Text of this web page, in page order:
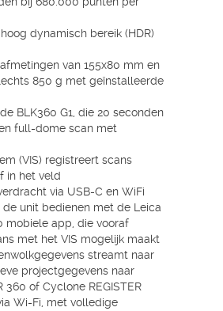
dynamisch bereik (HDR)
van 155x80 mm en
850 g met geïnstalleerde
BLK360 G1, die 20 seconden
full-dome scan met
(VIS) registreert scans
in het veld
via USB-C en WiFi
de unit bedienen met de Leica
mobiele app, die vooraf
met het VIS mogelijk maakt
streamt naar
projectgegevens naar
360 of Cyclone REGISTER
Wi-Fi, met volledige